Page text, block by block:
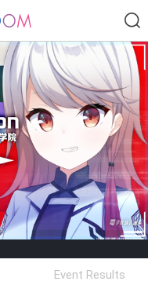
number of
positions
Rema
Event Results